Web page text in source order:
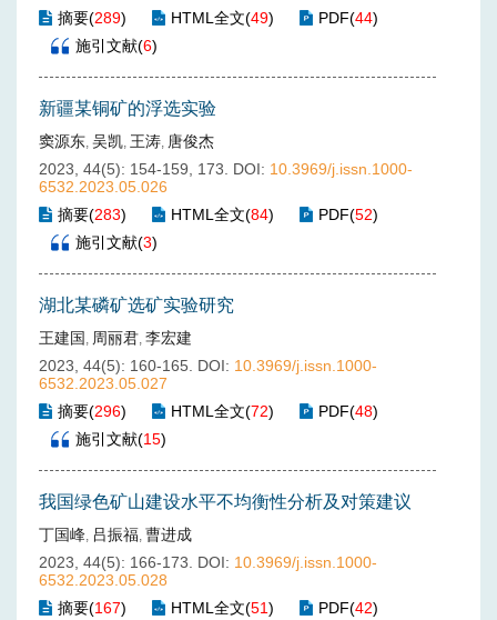
摘要(289) HTML全文(49) PDF(44)
施引文献(6)
新疆某铜矿的浮选实验
窦源东, 吴凯, 王涛, 唐俊杰
2023, 44(5): 154-159, 173.
DOI: 10.3969/j.issn.1000-
6532.2023.05.026
摘要(283) HTML全文(84) PDF(52)
施引文献(3)
湖北某磷矿选矿实验研究
王建国 , 周丽君, 李宏建
2023, 44(5): 160-165.
DOI: 10.3969/j.issn.1000-
6532.2023.05.027
摘要(296) HTML全文(72) PDF(48)
施引文献(15)
我国绿色矿山建设水平不均衡性分析及对策建议
丁国峰, 吕振福, 曹进成
2023, 44(5): 166-173.
DOI: 10.3969/j.issn.1000-
6532.2023.05.028
摘要(167) HTML全文(51) PDF(42)